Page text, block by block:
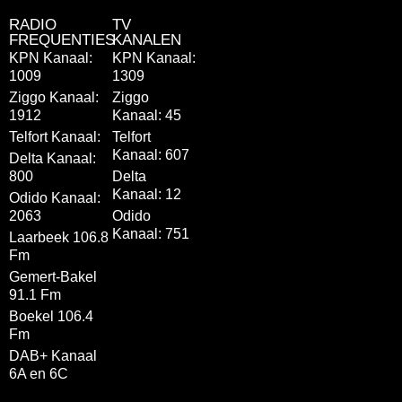
RADIO
FREQUENTIES
KPN Kanaal:
1009
Ziggo Kanaal:
1912
Telfort Kanaal:
Delta Kanaal:
800
Odido Kanaal:
2063
Laarbeek 106.8
Fm
Gemert-Bakel
91.1 Fm
Boekel 106.4
Fm
DAB+ Kanaal
6A en 6C
TV
KANALEN
KPN Kanaal:
1309
Ziggo
Kanaal: 45
Telfort
Kanaal: 607
Delta
Kanaal: 12
Odido
Kanaal: 751